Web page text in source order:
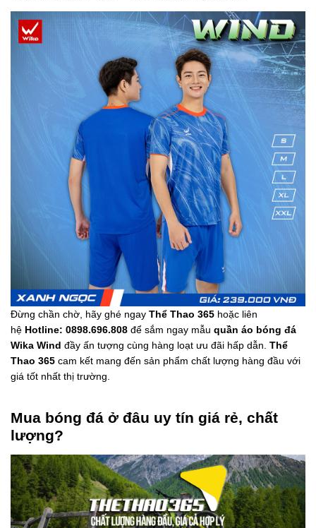
Đừng chần chờ, hãy ghé ngay Thể Thao 365 hoặc liên
hệ Hotline: 0898.696.808 để sắm ngay mẫu quần áo bóng đá
Wika Wind đầy ấn tượng cùng hàng loạt ưu đãi hấp dẫn. Thể
Thao 365 cam kết mang đến sản phẩm chất lượng hàng đầu với
giá tốt nhất thị trường.
Mua bóng đá ở đâu uy tín giá rẻ, chất
lượng?